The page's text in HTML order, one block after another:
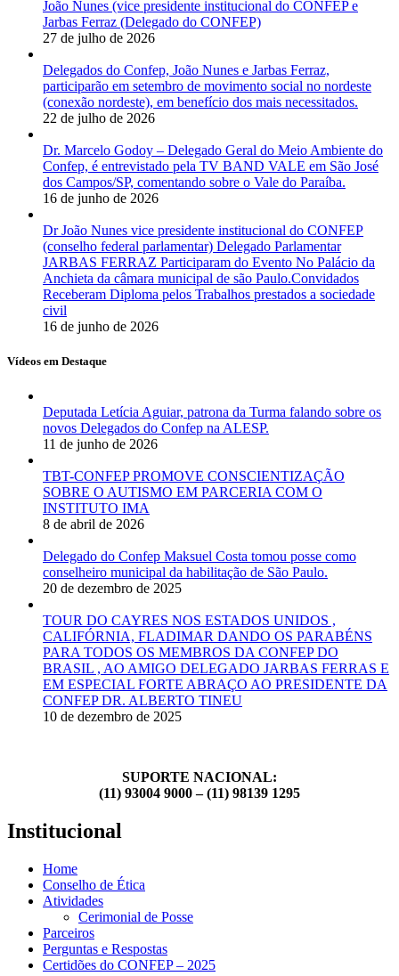
João Nunes (vice presidente institucional do CONFEP e
Jarbas Ferraz (Delegado do CONFEP)
27 de julho de 2026
Delegados do Confep, João Nunes e Jarbas Ferraz,
participarão em setembro de movimento social no nordeste
(conexão nordeste), em benefício dos mais necessitados.
22 de julho de 2026
Dr. Marcelo Godoy – Delegado Geral do Meio Ambiente do
Confep, é entrevistado pela TV BAND VALE em São José
dos Campos/SP, comentando sobre o Vale do Paraíba.
16 de junho de 2026
Dr João Nunes vice presidente institucional do CONFEP
(conselho federal parlamentar) Delegado Parlamentar
JARBAS FERRAZ Participaram do Evento No Palácio da
Anchieta da câmara municipal de são Paulo.Convidados
Receberam Diploma pelos Trabalhos prestados a sociedade
civil
16 de junho de 2026
Vídeos em Destaque
Deputada Letícia Aguiar, patrona da Turma falando sobre os
novos Delegados do Confep na ALESP.
11 de junho de 2026
TBT-CONFEP PROMOVE CONSCIENTIZAÇÃO
SOBRE O AUTISMO EM PARCERIA COM O
INSTITUTO IMA
8 de abril de 2026
Delegado do Confep Maksuel Costa tomou posse como
conselheiro municipal da habilitação de São Paulo.
20 de dezembro de 2025
TOUR DO CAYRES NOS ESTADOS UNIDOS ,
CALIFÓRNIA, FLADIMAR DANDO OS PARABÉNS
PARA TODOS OS MEMBROS DA CONFEP DO
BRASIL , AO AMIGO DELEGADO JARBAS FERRAS E
EM ESPECIAL FORTE ABRAÇO AO PRESIDENTE DA
CONFEP DR. ALBERTO TINEU
10 de dezembro de 2025
SUPORTE NACIONAL:
(11) 93004 9000 – (11) 98139 1295
Institucional
Home
Conselho de Ética
Atividades
Cerimonial de Posse
Parceiros
Perguntas e Respostas
Certidões do CONFEP – 2025